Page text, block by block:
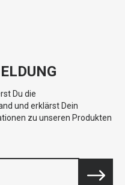
Du die
und erklärst Dein
zu unseren Produkten